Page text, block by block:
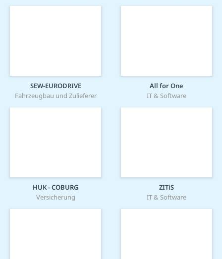
SEW-EURODRIVE
Fahrzeugbau und Zulieferer
All for One
IT & Software
HUK - COBURG
Versicherung
ZITiS
IT & Software